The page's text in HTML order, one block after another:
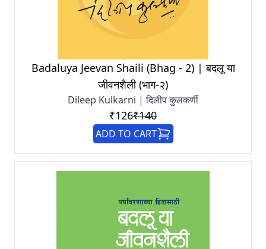
Badaluya Jeevan Shaili (Bhag - 2) | बदलू या
जीवनशैली (भाग-२)
Dileep Kulkarni | दिलीप कुलकर्णी
₹126₹140
ADD TO CART